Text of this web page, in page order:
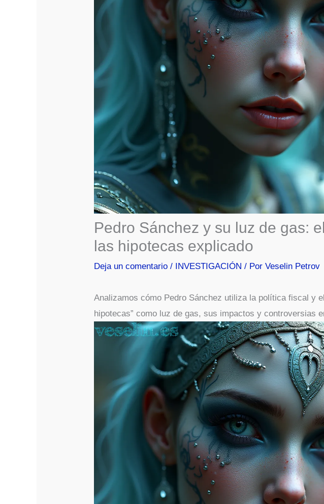
Pedro Sánchez y su luz de gas:
las hipotecas explicado
Deja un comentario / INVESTIGACIÓN / PorVeselin Petrov
Analizamos cómo Pedro Sánchez utiliza la política fiscal y
hipotecas” como luz de gas, sus impactos y controversias